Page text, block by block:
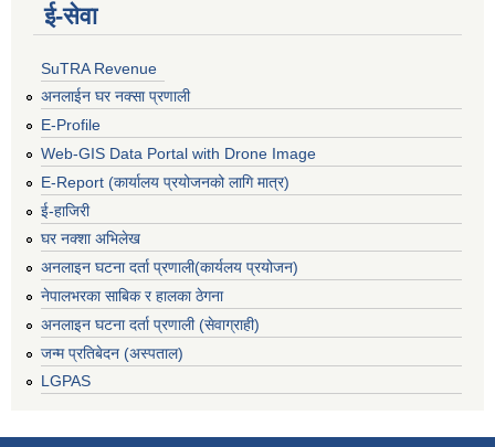
ई‍-सेवा
SuTRA Revenue
अनलाईन घर नक्सा प्रणाली
E-Profile
Web-GIS Data Portal with Drone Image
E-Report (कार्यालय प्रयोजनको लागि मात्र)
ई-हाजिरी
घर नक्शा अभिलेख
अनलाइन घटना दर्ता प्रणाली(कार्यलय प्रयोजन)
नेपालभरका साबिक र हालका ठेगना
अनलाइन घटना दर्ता प्रणाली (सेवाग्राही)
जन्म प्रतिबेदन (अस्पताल)
LGPAS